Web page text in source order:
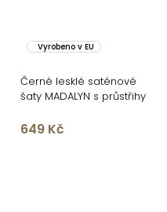
Vyrobeno v EU
Černé lesklé saténové
šaty MADALYN s průstřihy
649 Kč